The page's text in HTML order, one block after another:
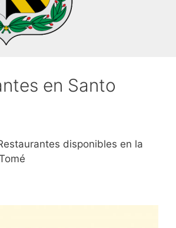
en Santo
disponibles en la